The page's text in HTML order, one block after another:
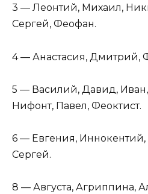
3 — Леонтий, Михаил,
Сергей, Феофан.
4 — Анастасия, Дмитрий,
5 — Василий, Давид,
Нифонт, Павел, Феоктист.
6 — Евгения,
Сергей.
8 — Августа, Агриппина,